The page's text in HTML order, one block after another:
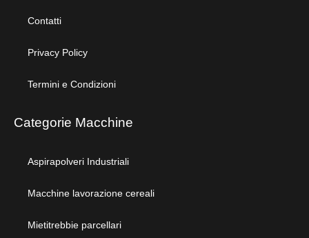
Contatti
Privacy Policy
Termini e Condizioni
Categorie Macchine
Aspirapolveri Industriali
Macchine lavorazione cereali
Mietitrebbie parcellari